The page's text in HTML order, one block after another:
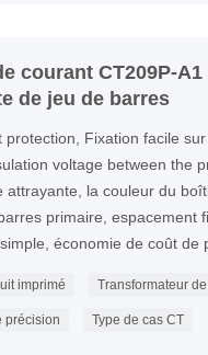
courant CT209P-
de jeu de barres
protection, Fixation facile
voltage between the
attrayante, la couleur du
primaire, espacement
économie de coût de
imprimé Transformateur
précision Type de cas CT